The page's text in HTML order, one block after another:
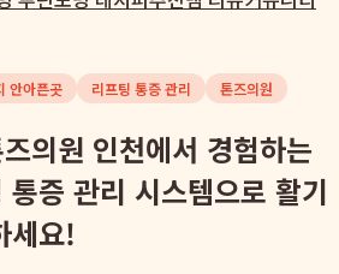
안아픈곳 리프팅 통증 관리 톤즈의원
의원 인천에서 경험하는
증 관리 시스템으로 활기
세요!